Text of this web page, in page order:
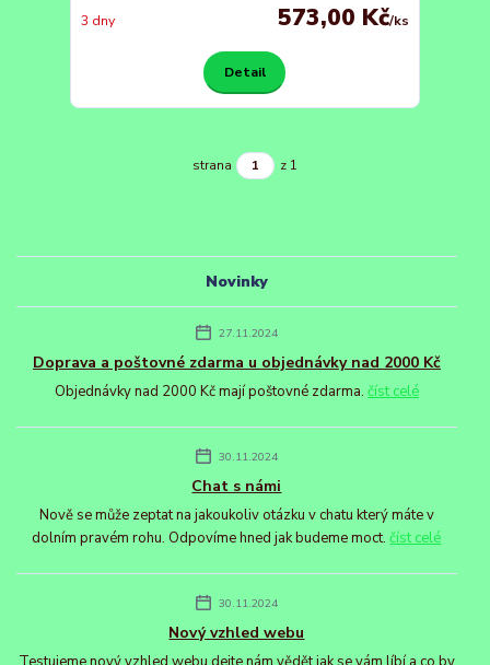
573,00 Kč/ks
3 dny
Detail
strana z 1
Novinky
27.11.2024
Doprava a poštovné zdarma u objednávky nad 2000 Kč
Objednávky nad 2000 Kč mají poštovné zdarma. číst celé
30.11.2024
Chat s námi
Nově se může zeptat na jakoukoliv otázku v chatu který máte v
dolním pravém rohu. Odpovíme hned jak budeme moct.číst celé
30.11.2024
Nový vzhled webu